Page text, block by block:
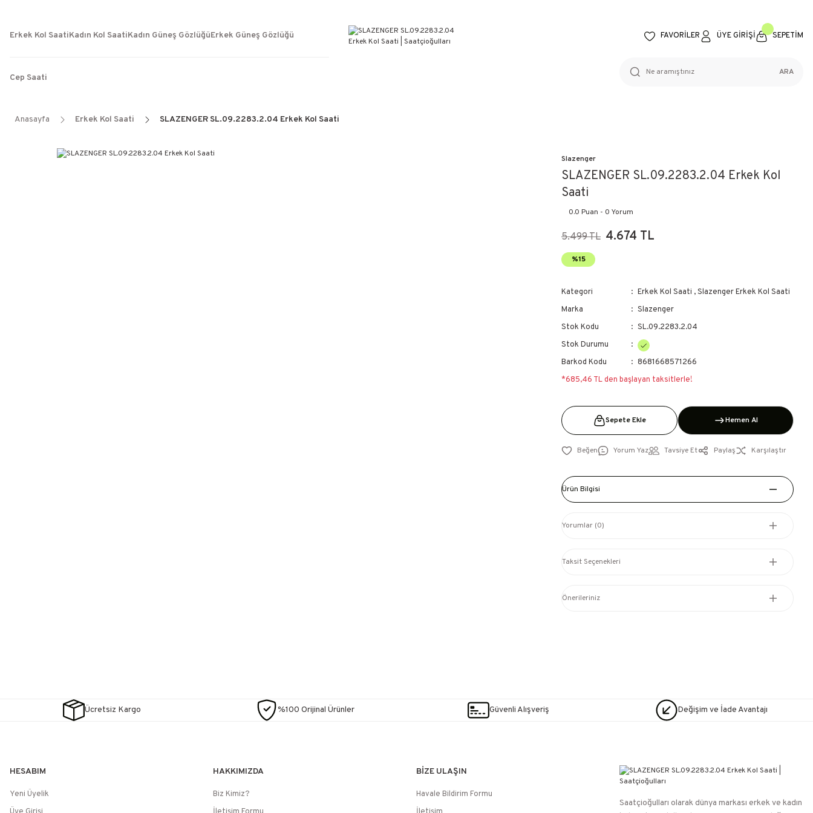
WEB SİTESİNE ÖZEL FİYATLAR
KAÇIRILMAYACAK FIRSATLAR
Erkek Kol SaatiKadın Kol SaatiKadın Güneş GözlüğüErkek Güneş Gözlüğü
Cep Saati
FAVORİLER ÜYE GİRİŞİ SEPETİM
ARA
Anasayfa Erkek Kol Saati SLAZENGER SL.09.2283.2.04 Erkek Kol Saati
Slazenger
SLAZENGER SL.09.2283.2.04 Erkek Kol
Saati
0.0 Puan - 0 Yorum
5.499 TL 4.674 TL
%15
Kategori Erkek Kol Saati ,Slazenger Erkek Kol Saati
Marka
Slazenger
Stok Kodu
SL.09.2283.2.04
Stok Durumu
Barkod Kodu
8681668571266
*685,46 TL den başlayan taksitlerle!
Sepete Ekle Hemen Al
Yorum Yaz Tavsiye Et Paylaş Karşılaştır
Ürün Bilgisi
Yorumlar (0)
Taksit Seçenekleri
Önerileriniz
Ücretsiz Kargo %100 Orijinal Ürünler Güvenli Alışveriş Değişim ve İade Avantajı
HESABIM
Yeni Üyelik
HAKKIMIZDA
Biz Kimiz?
BİZE ULAŞIN
Havale Bildirim Formu
Saatçioğulları⁠ olarak dünya markası erkek ve kadın